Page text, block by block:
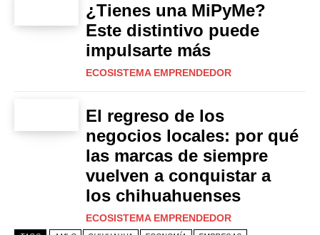
¿Tienes una MiPyMe?
Este distintivo puede
impulsarte más
ECOSISTEMA EMPRENDEDOR
El regreso de los
negocios locales: por qué
las marcas de siempre
vuelven a conquistar a
los chihuahuenses
ECOSISTEMA EMPRENDEDOR